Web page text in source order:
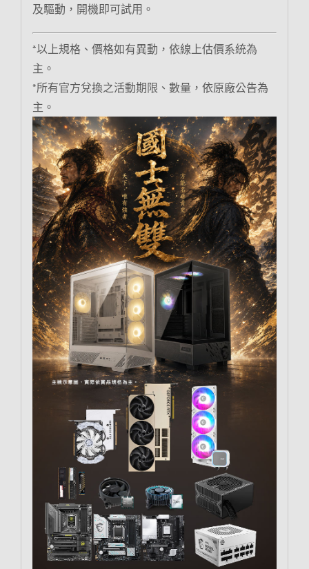
及驅動，開機即可試用。
*以上規格、價格如有異動，依線上估價系統為
主。
*所有官方兌換之活動期限、數量，依原廠公告為
主。